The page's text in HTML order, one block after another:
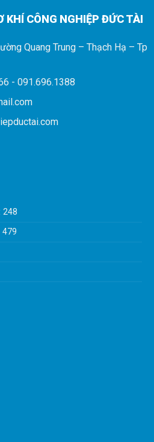
KHÍ CÔNG NGHIỆP ĐỨC TÀI
Quang Trung – Thạch Hạ – Tp
- 091.696.1388
248
479